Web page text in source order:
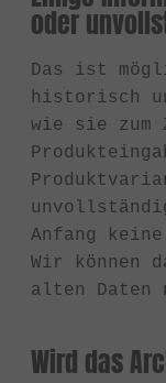
oder
Das ist
historisch
wie sie zum
Anfang
Wir können
alten Daten
Wird das